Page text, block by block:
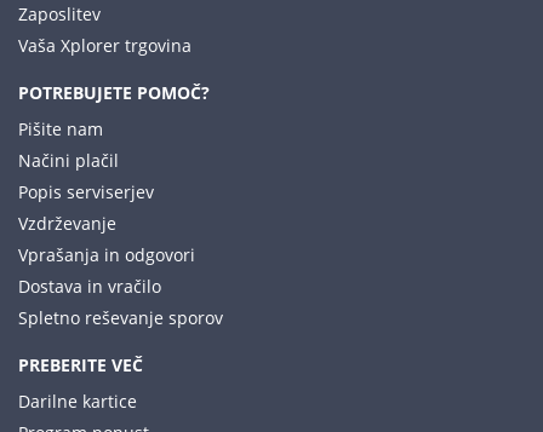
Zaposlitev
Vaša Xplorer trgovina
POTREBUJETE POMOČ?
Pišite nam
Načini plačil
Popis serviserjev
Vzdrževanje
Vprašanja in odgovori
Dostava in vračilo
Spletno reševanje sporov
PREBERITE VEČ
Darilne kartice